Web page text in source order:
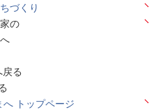
づくり
の
戻る
へ トップページ